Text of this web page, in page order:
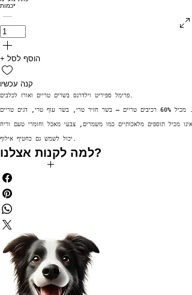
כמות*
+ הוסף לסל
קנה עכשיו
פרימל ספיריט וילדרנס בשרים טריים ואורז לכלבים.
מזון מלא ומאוזן לכלבים בוגרים מכל הגזעים. מכיל 60% רכיבים טריים – בשר חזיר טרי, בשר עוף טרי, דגים טריים
אינו מכיל תוספים מלאכותיים כמו משמרים, צבעי מאכל וחומרי טעם וריח.
למה לקנות אצלנו?
✅ הנחות לחברי מועדון
✅ צוברים נקודות בכל קנייה
נסו אותנו עוד היום 😘